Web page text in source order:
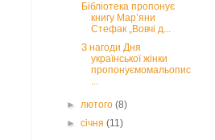
Бібліотека пропонує
книгу Мар’яни
Стефак „Вовчі д...
З нагоди Дня
української жінки
пропонуємомальопис
...
►лютого(8)
►січня(11)